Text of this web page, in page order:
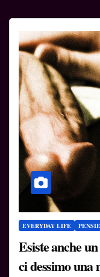
EVERYDAY LIFE
Esiste anche
ci dessimo una